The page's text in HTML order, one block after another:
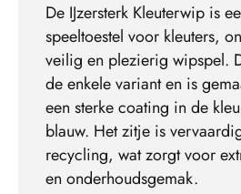
De IJzersterk Kleuterwip is
speeltoestel voor kleuters,
veilig en plezierig wipspel.
de enkele variant en is
een sterke coating in de
blauw. Het zitje is
recycling, wat zorgt voor
en onderhoudsgemak.